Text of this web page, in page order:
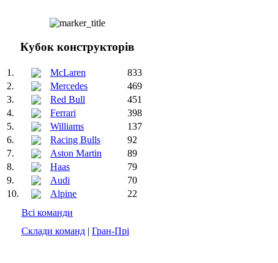
Кубок конструкторів
1. McLaren
833
2.
Mercedes
469
3.
Red Bull
451
4.
Ferrari
398
5.
Williams
137
6.
Racing Bulls
92
7.
Aston Martin
89
8.
Haas
79
9.
Audi
70
10.
Alpine
22
Всі команди
Склади команд | Гран-Прі